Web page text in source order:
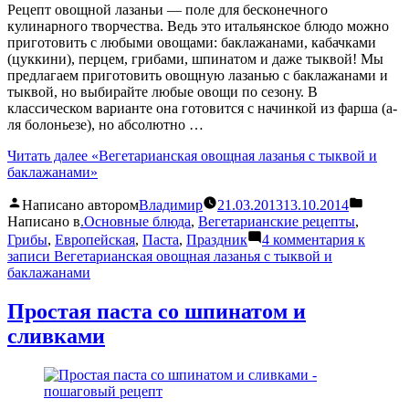
Рецепт овощной лазаньи — поле для бесконечного
кулинарного творчества. Ведь это итальянское блюдо можно
приготовить с любыми овощами: баклажанами, кабачками
(цуккини), перцем, грибами, шпинатом и даже тыквой! Мы
предлагаем приготовить овощную лазанью с баклажанами и
тыквой, но выбирайте любые овощи по сезону. В
классическом варианте она готовится с начинкой из фарша (а-
ля болоньезе), но абсолютно …
Читать далее «Вегетарианская овощная лазанья с тыквой и
баклажанами»
Написано авторомВладимир 21.03.201313.10.2014
Написано в.Основные блюда, Вегетарианские рецепты,
Грибы, Европейская, Паста, Праздник 4 комментария к
записи Вегетарианская овощная лазанья с тыквой и
баклажанами
Простая паста со шпинатом и
сливками